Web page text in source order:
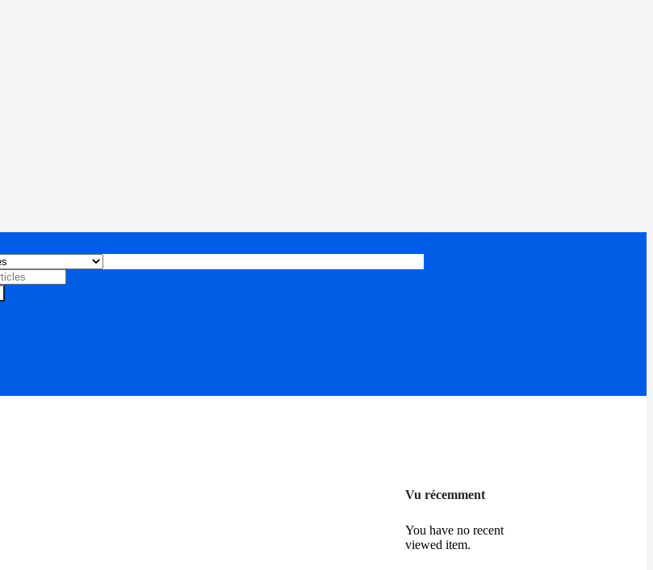
Vu récemment
You have no recent
viewed item.